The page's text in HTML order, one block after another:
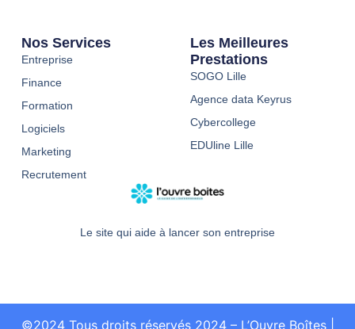
Le site qui aide à lancer son entreprise
Nos Services
Entreprise
Finance
Formation
Logiciels
Marketing
Recrutement
Les Meilleures
Prestations
SOGO Lille
Agence data Keyrus
Cybercollege
EDUline Lille
©2024 Tous droits réservés 2024 – L’Ouvre Boîtes